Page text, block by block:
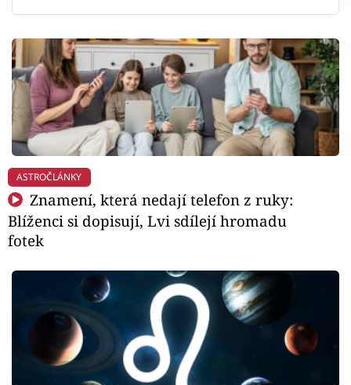
ASTROČLÁNKY
Znamení, která nedají telefon z ruky:
Blíženci si dopisují, Lvi sdílejí hromadu
fotek